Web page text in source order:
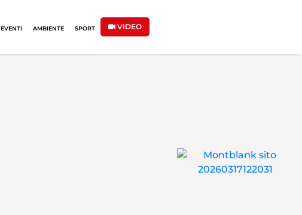
EVENTI AMBIENTE SPORT VIDEO